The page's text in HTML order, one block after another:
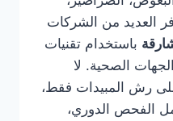
العديد من الشركات
باستخدام تقنيات
الصحية. لا
رش المبيدات فقط،
الفحص الدوري،